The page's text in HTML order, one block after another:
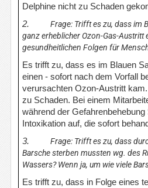
Delphine nicht zu Schaden
2. Frage: Trifft es zu, dass im
ganz erheblicher Ozon-Gas-Austritt
gesundheitlichen Folgen für
Es trifft zu, dass es im Blauen
einen - sofort nach dem Vorfall
verursachten Ozon-Austritt
zu Schaden. Bei einem
während der
Intoxikation auf, die sofort
3. Frage: Trifft es zu, dass
Barsche sterben mussten wg. des
Wassers? Wenn ja, um wie viele
Es trifft zu, dass in Folge eines